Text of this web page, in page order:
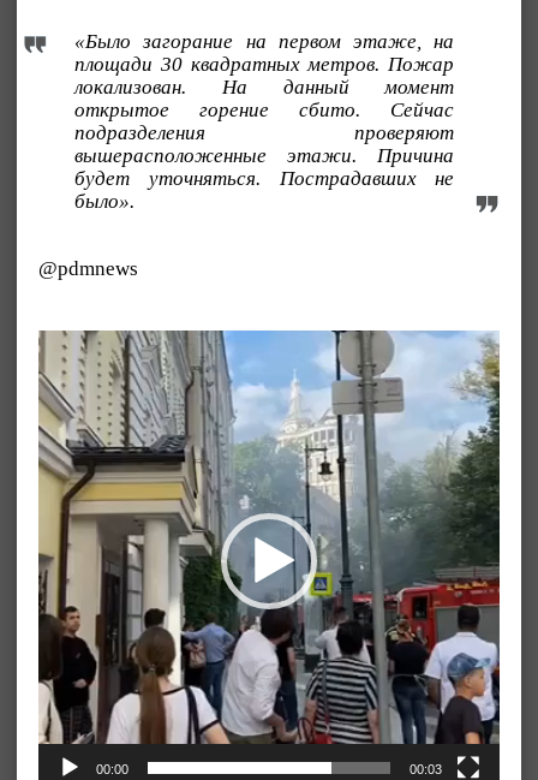
«Было загорание на первом этаже, на
площади 30 квадратных метров. Пожар
локализован. На данный момент
открытое горение сбито. Сейчас
подразделения проверяют
вышерасположенные этажи. Причина
будет уточняться. Пострадавших не
было».
@pdmnews
Видеоплеер
00:00 00:03